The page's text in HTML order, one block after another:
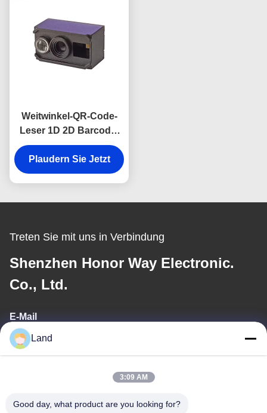
Weitwinkel-QR-Code-
Leser 1D 2D Barcode-
Scan-Engine für
Ticketautomaten
Plaudern Sie Jetzt
Treten Sie mit uns in Verbindung
Shenzhen Honor Way Electronic.
Co., Ltd.
E-Mail
land@szhw-tech.com
Adresse
Land
3:09 AM
Good day, what product are you looking for?